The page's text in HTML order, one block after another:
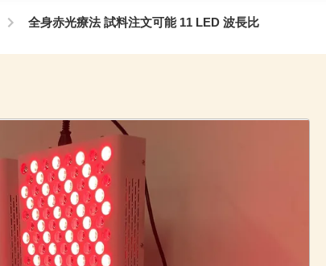
全身赤光療法 試料注文可能 11 LED 波長比